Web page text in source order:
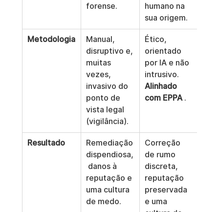
forense.
humano na
sua origem.
Metodologia
Manual,
disruptivo e,
muitas
vezes,
invasivo do
ponto de
vista legal
(vigilância).
Ético,
orientado
por IA e não
intrusivo.
Alinhado
com EPPA .
Resultado
Remediação
dispendiosa,
danos à
reputação e
uma cultura
de medo.
Correção
de rumo
discreta,
reputação
preservada
e uma